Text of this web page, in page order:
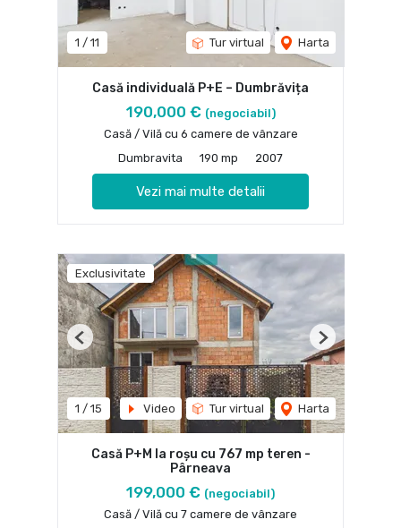
1 / 11 Tur virtual Harta
Casă individuală P+E – Dumbrăvița
190,000 € (negociabil)
Casă / Vilă cu 6 camere de vânzare
Dumbravita
190 mp 2007
Vezi mai multe detalii
Exclusivitate
1 / 15 Video Tur virtual Harta
Previous Next
Casă P+M la roșu cu 767 mp teren -
Pârneava
199,000 € (negociabil)
Casă / Vilă cu 7 camere de vânzare